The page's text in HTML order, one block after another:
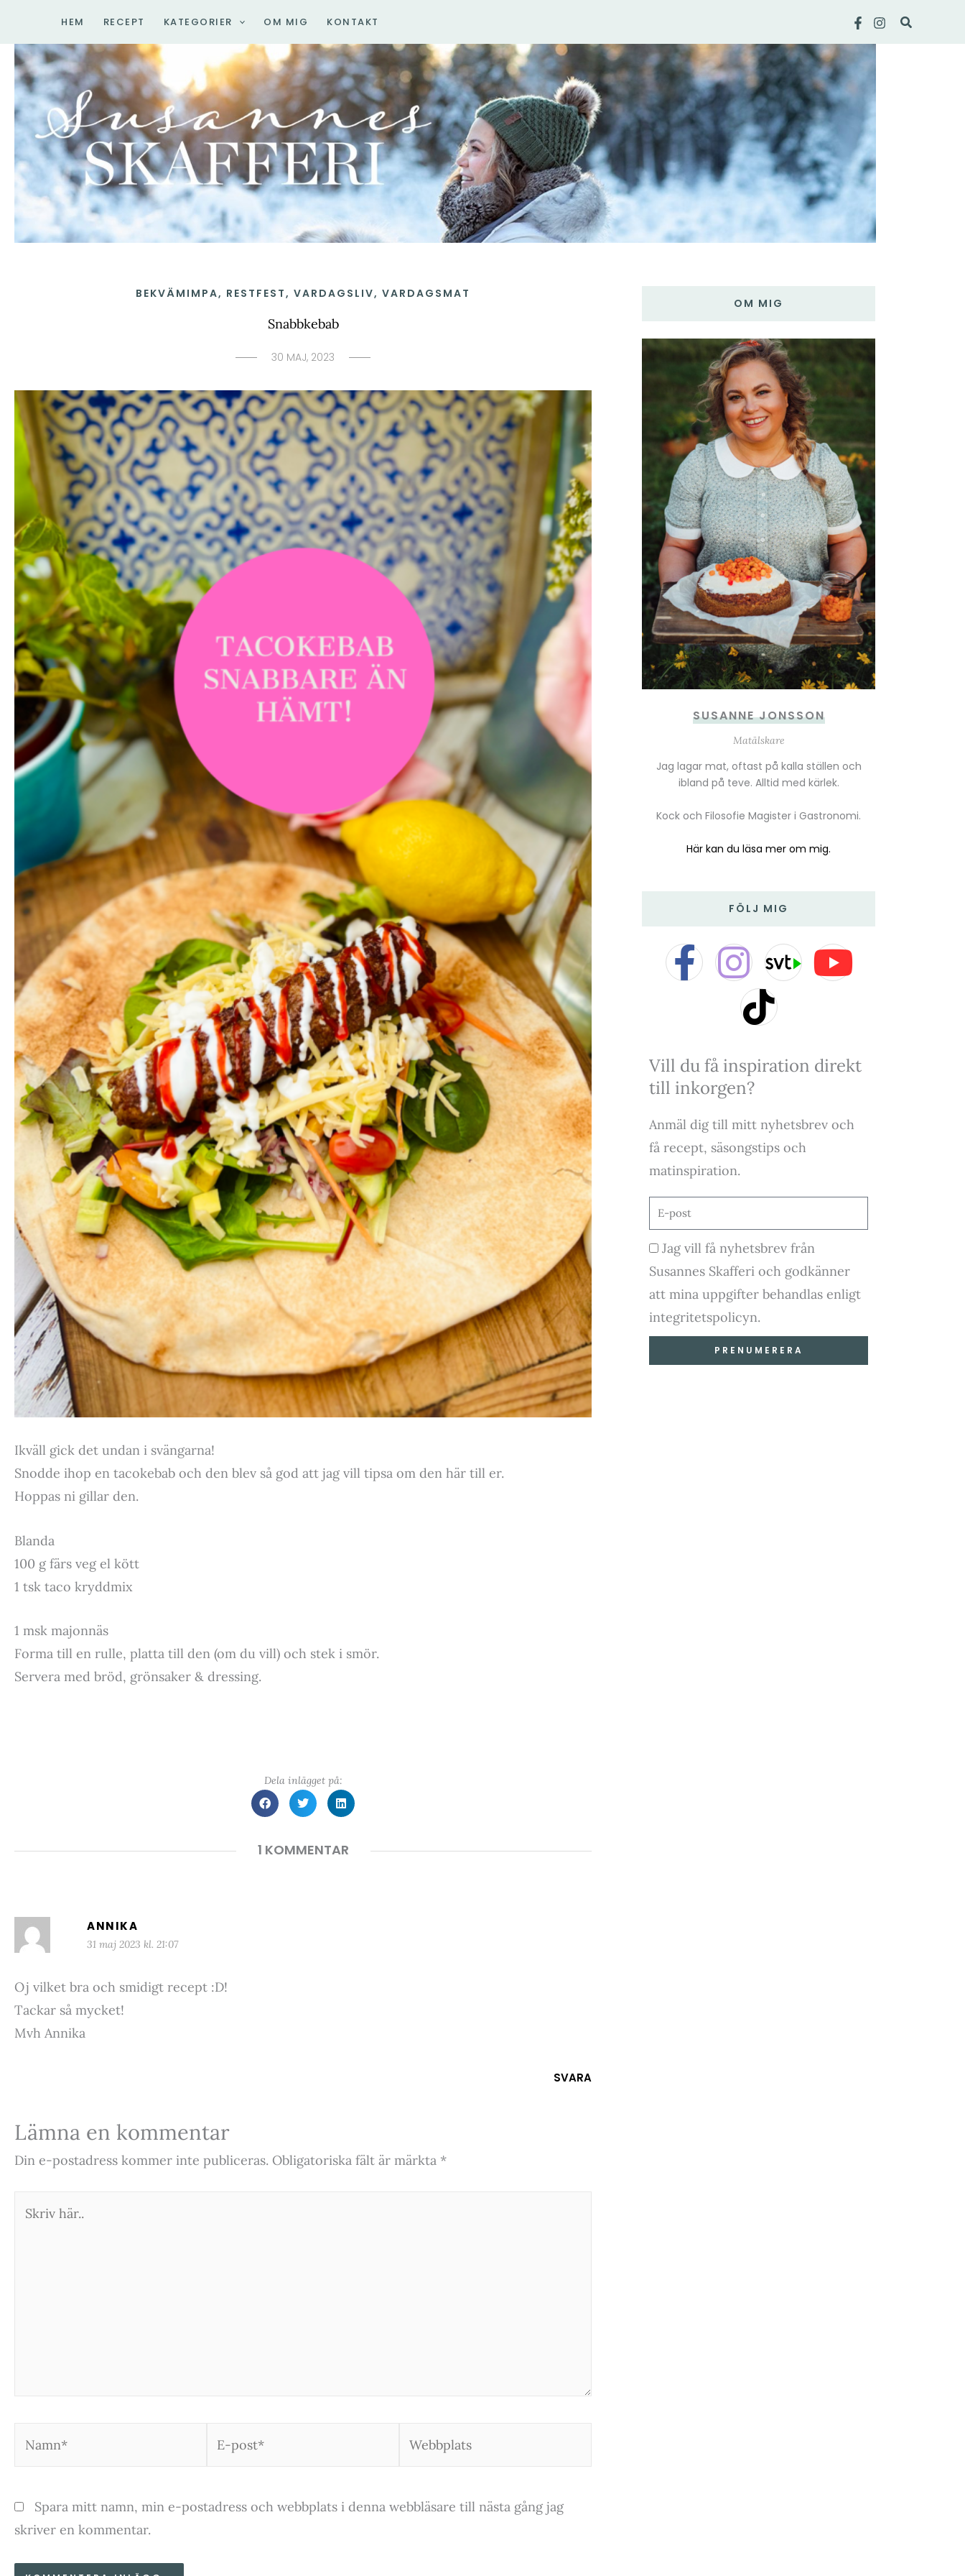
innehåll
HEM RECEPT KATEGORIER OM MIG KONTAKT Sök
BEKVÄMIMPA, RESTFEST, VARDAGSLIV, VARDAGSMAT
Snabbkebab
30 MAJ, 2023
Ikväll gick det undan i svängarna!
Snodde ihop en tacokebab och den blev så god att jag vill tipsa om den här till er.
Hoppas ni gillar den.
Blanda
100 g färs veg el kött
1 tsk taco kryddmix
1 msk majonnäs
Forma till en rulle, platta till den (om du vill) och stek i smör.
Servera med bröd, grönsaker & dressing.
Dela inlägget på:
1 KOMMENTAR
ANNIKA
31 maj 2023 kl. 21:07
Oj vilket bra och smidigt recept :D!
Tackar så mycket!
Mvh Annika
SVARA
Lämna en kommentar
Din e-postadress kommer inte publiceras. Obligatoriska fält är märkta *
post*
Spara mitt namn, min e-postadress och webbplats i denna webbläsare till nästa gång jag
skriver en kommentar.
OM MIG
SUSANNE JONSSON
Matälskare
Jag lagar mat, oftast på kalla ställen och
ibland på teve. Alltid med kärlek.
Kock och Filosofie Magister i Gastronomi.
Här kan du läsa mer om mig.
FÖLJ MIG
F
a
e
b
o
o
k
-
f
I
n
s
t
a
g
r
a
m
Y
o
t
b
T
i
k
t
k
Vill du få inspiration direkt
till inkorgen?
Anmäl dig till mitt nyhetsbrev och
få recept, säsongstips och
matinspiration.
E-
post
Godkännande
Jag vill få nyhetsbrev från
Susannes Skafferi och godkänner
att mina uppgifter behandlas enligt
integritetspolicyn.
PRENUMERERA